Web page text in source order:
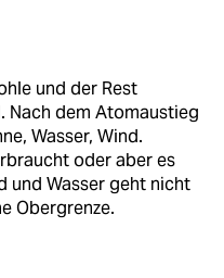
und der Rest
Nach dem Atomaustieg
Wasser, Wind.
oder aber es
und Wasser geht nicht
Obergrenze.